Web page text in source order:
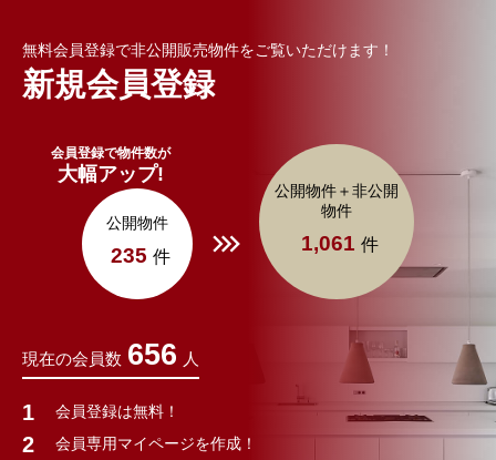
無料会員登録で非公開販売物件をご覧いただけます！
新規会員登録
会員登録で物件数が
大幅アップ!
公開物件
235 件
公開物件＋非公開
物件
1,061 件
現在の会員数 656 人
会員登録は無料！
会員専用マイページを作成！